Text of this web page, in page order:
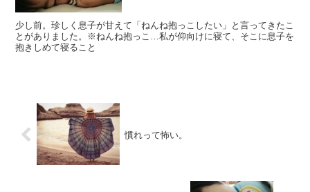
少し前。珍しく息子が甘えて「ねんね抱っこしたい」と言ってきたこ
とがありました。※ねんね抱っこ…私が仰向けに寝て、そこに息子を
抱きしめて寝ること
慣れって怖い。